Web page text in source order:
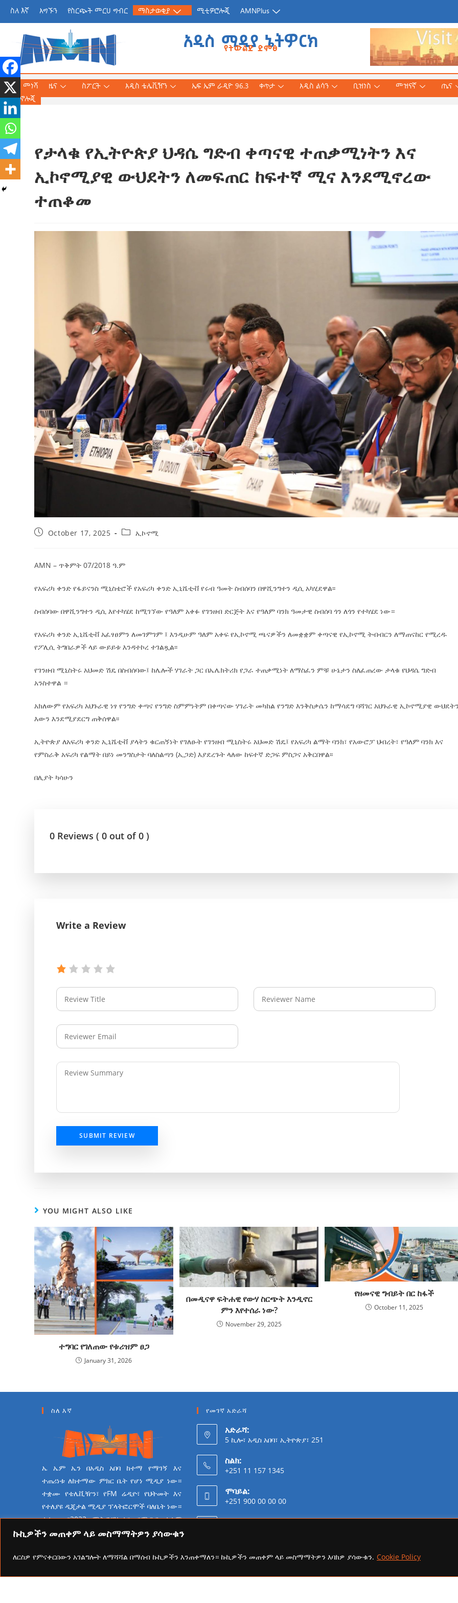
ኩኪዎችን መጠቀም ላይ መስማማትዎን ያሳውቁን
ለርስዎ የምናቀርበውን አገልግሎት ለማሻሻል በማሰብ ኩኪዎችን እንጠቀማለን። ኩኪዎችን መጠቀም ላይ መስማማትዎን እባክዎ ያሳውቁን. Cookie Policy
ስለ እኛ አግኙን የስርጭት መርሀ ግብር ማስታወቂያ ሚቲዎሮሎጂ AMNPlus
አዲስ ሚዲያ ኔትዎርክ
የትውልድ ድምፅ
መነሻ ዜና
ኢትዮጵያ የቀጣናውን ኢኮኖሚያዊ ገጽታ በአዲስ
መልኩ እየቀረጸች ነው-ፈርስት ፖስት
ስፖርት
ተቃውሞ የበዛበት የፊፋ አዲሱ እቅድ
አዲስ ቴሌቪዥን
የጠቅላይ ሚኒስትር ዐቢይ አሕመድ (ዶ/ር)
«መደመር» መጽሐፍ በቻይንኛ ተተርጉሞ በቅርቡ
ለንባብ ይበቃል
አዲስ ሚዲያ ኔትዎርክ በይዘት ስራዎቹ
ትርክትን በማረም እና የወል ትርክትን
ሃላፊነቱን እየተወጣ ይገኛል
October 17, 2025
ኤፍ ኤም ራዲዮ 96.3 ቀጥታ አዲስ ልሳን ቢዝነስ መዝናኛ
ጤና
ቴክኖሎጂ
የታላቁ የኢትዮጵያ ህዳሴ ግድብ ቀጣናዊ ተጠቃሚነትን እና
ኢኮኖሚያዊ ውህደትን ለመፍጠር ከፍተኛ ሚና እንደሚኖረው
ተጠቆመ
October 17, 2025 ኢኮኖሚ
AMN – ጥቅምት 07/2018 ዓ.ም
የአፍሪካ ቀንድ የፋይናንስ ሚኒስቴሮች የአፍሪካ ቀንድ ኢኒሼቲቭ የሩብ ዓመት ስብሰባን በዋሺንግተን ዲሲ አካሂደዋል፡፡
ስብሰባው በዋሺንግተን ዲሲ እየተካሄደ ከሚገኘው የዓለም አቀፉ የገንዘብ ድርጅት እና የዓለም ባንክ ዓመታዊ ስብሰባ ጎን ለጎን የተካሄደ ነው።
የአፍሪካ ቀንድ ኢኒሼቲቭ አፈፃፀምን ለመገምገም ፤ እንዲሁም ዓለም አቀፍ የኢኮኖሚ ጫናዎችን ለመቋቋም ቀጣናዊ የኢኮኖሚ ትብብርን ለማጠናከር የሚረዱ
የፖሊሲ ትግበራዎች ላይ ውይይቱ እንዳተኮረ ተገልጿል፡፡
የገንዘብ ሚኒስትሩ አህመድ ሽዴ በስብሰባው፤ ከሌሎች ሃገራት ጋር በኤሌክትሪክ የጋራ ተጠቃሚነት ለማስፈን ምቹ ሁኔታን ስለፈጠረው ታላቁ የህዳሴ ግድብ
አንስተዋል ።
አክለውም የአፍሪካ አህጉራዊ ነፃ የንግድ ቀጣና የንግድ ስምምነትም በቀጣናው ሃገራት መካከል የንግድ እንቅስቃሴን ከማሳደግ ባሻገር አህጉራዊ ኢኮኖሚያዊ
እውን እንደሚያደርግ ጠቅሰዋል፡፡
ኢትዮጵያ ለአፍሪካ ቀንድ ኢኒሼቲቭ ያላትን ቁርጠኝነት የገለፁት የገንዘብ ሚኒስትሩ አህመድ ሽዴ፤ የአፍሪካ ልማት ባንክ፣ የአውሮፓ ህብረት፣ የዓለም ባንክ እና
የምስራቅ አፍሪካ የልማት በይነ መንግስታት ባለስልጣን (ኢጋድ) እያደረጉት ላለው ከፍተኛ ድጋፍ ምስጋና አቅርበዋል፡፡
በሊያት ካሳሁን
0 Reviews ( 0 out of 0 )
Write a Review
SUBMIT REVIEW
YOU MIGHT ALSO LIKE
ተግባር የገለጠው የቱሪዝም ፀጋ
January 31, 2026
በመዲናዋ ፍትሐዊ የውሃ ስርጭት እንዲኖር
ምን እየተሰራ ነው?
November 29, 2025
የዘመናዊ ግብይት በር ከፋች
October 11, 2025
ስለ እኛ
ኤ ኤም ኤን በአዲስ አበባ ከተማ የማገኝ እና
ተጠሪነቱ ለከተማው ምክር ቤት የሆነ ሚዲያ ነው።
ተቋሙ የቴሌቪዥን፣ የFM ሬዲዮ፣ የህትመት እና
የተለያዩ ዲጂታል ሚዲያ ፕላትፎርሞች ባለቤት ነው።
ተቋሙ በ2023 ሜትሮፖሊታን የሚዲያ ተቋም
የመሆን ራዕይ ሰንቆ የይዘት
የመገኛ አድራሻ
አድራሻ:
5 ኪሎ፣ አዲስ አበባ፣ ኢትዮጵያ፣ 251
ስልክ:
+251 11 157 1345
ሞባይል:
+251 900 00 00 00
ፋክስ:
ኢሜይል:
addisaammaa@gmail.com